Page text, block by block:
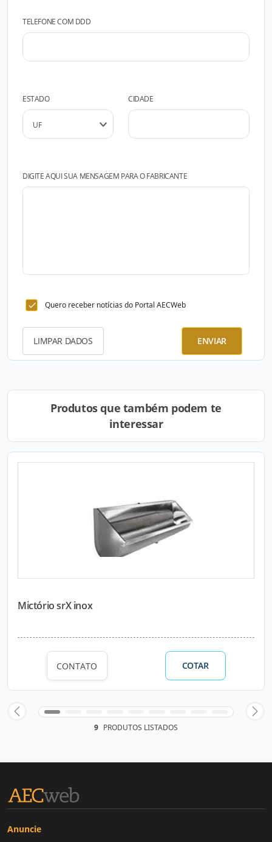
TELEFONE COM DDD
ESTADO CIDADE
DIGITE AQUI SUA MENSAGEM PARA O FABRICANTE
Quero receber notícias do Portal AECWeb
LIMPAR DADOS ENVIAR
Produtos que também podem te
interessar
Mictório srX inox
CONTATO COTAR
9 PRODUTOS LISTADOS
Anuncie